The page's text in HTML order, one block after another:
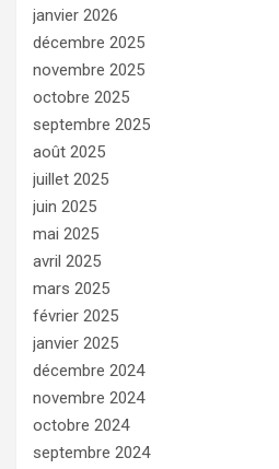
janvier 2026
décembre 2025
novembre 2025
octobre 2025
septembre 2025
août 2025
juillet 2025
juin 2025
mai 2025
avril 2025
mars 2025
février 2025
janvier 2025
décembre 2024
novembre 2024
octobre 2024
septembre 2024